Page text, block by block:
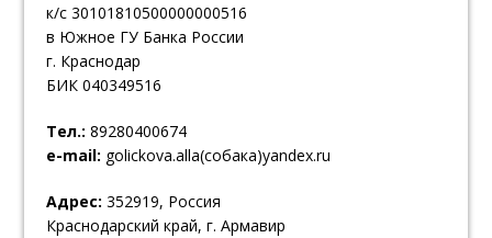
к/c 30101810500000000516
в Южное ГУ Банка России
г. Краснодар
БИК 040349516
Тел.: 89280400674
e-mail: golickova.alla(собака)yandex.ru
Адрес: 352919, Россия
Краснодарский край, г. Армавир